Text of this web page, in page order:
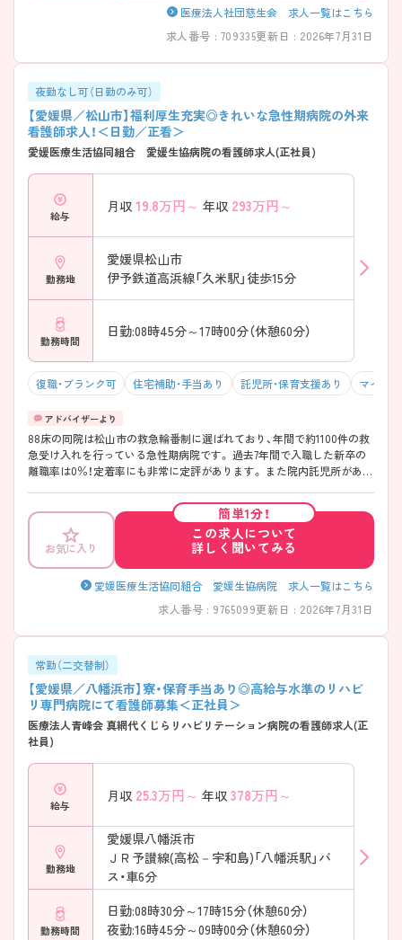
医療法人社団慈生会 求人一覧はこちら
求人番号 : 709335更新日 : 2026年7月31日
夜勤なし可（日勤のみ可）
【愛媛県／松山市】福利厚生充実◎きれいな急性期病院の外来
看護師求人！＜日勤／正看＞
愛媛医療生活協同組合 愛媛生協病院の看護師求人(正社員)
給与
月収 19.8万円～ 年収 293万円～
勤務地
愛媛県松山市
伊予鉄道高浜線「久米駅」徒歩15分
勤務時間
日勤:08時45分～17時00分（休憩60分）
復職・ブランク可 住宅補助・手当あり 託児所・保育支援あり マイカ
88床の同院は松山市の救急輪番制に選ばれており、年間で約1100件の救
急受け入れを行っている急性期病院です。 過去7年間で入職した新卒の
離職率は0％！定着率にも非常に定評があります。 また院内託児所があ
担当アドバイザーまでお尋ねください。
お気に入り
簡単1分！
この求人について
詳しく聞いてみる
愛媛医療生活協同組合 愛媛生協病院 求人一覧はこちら
求人番号 : 9765099更新日 : 2026年7月31日
常勤（二交替制）
【愛媛県／八幡浜市】寮・保育手当あり◎高給与水準のリハビ
リ専門病院にて看護師募集＜正社員＞
医療法人青峰会 真網代くじらリハビリテーション病院の看護師求人(正
社員)
給与
月収 25.3万円～ 年収 378万円～
勤務地
愛媛県八幡浜市
ＪＲ予讃線(高松－宇和島)「八幡浜駅」バ
ス・車6分
勤務時間
日勤:08時30分～17時15分（休憩60分）
夜勤:16時45分～09時00分（休憩60分）